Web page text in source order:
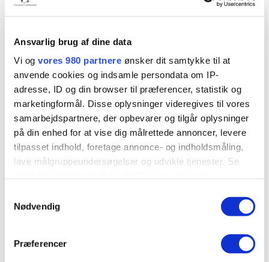
Ansvarlig brug af dine data
Vi og vores 980 partnere ønsker dit samtykke til at
anvende cookies og indsamle persondata om IP-
adresse, ID og din browser til præferencer, statistik og
marketingformål. Disse oplysninger videregives til vores
samarbejdspartnere, der opbevarer og tilgår oplysninger
på din enhed for at vise dig målrettede annoncer, levere
tilpasset indhold, foretage annonce- og indholdsmåling,
lave målgruppeundersøgelser og udvikle tjenester. Se
tilbage eller ændre indstillinger fra vores
"Cookiedeklaration", eller ved at trykke på "Privacy
Nødvendig
Præferencer
møder, mens vores rengøringspersonale sikrer, at både
indbydende. Vi har også et teknisk team, der er klar til at
assistere med alle tekniske udfordringer, fra IT-support til
mere praktisk orienterede opgaver. Med disse faciliteter
og supportsystemer sikrer vi, at du kan arbejde effektivt
og fokusere på det, der virkelig betyder noget for din
startup, uden forstyrrelser.
Kickstart din startup